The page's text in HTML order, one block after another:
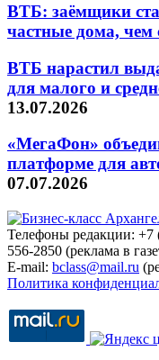
ВТБ: заёмщики
частные дома, чем
ВТБ нарастил
для малого и
13.07.2026
«МегаФон»
платформе для
07.07.2026
Телефоны редакции: +7
556-2850 (реклама в
E-mail: bclass@mail.ru
Политика